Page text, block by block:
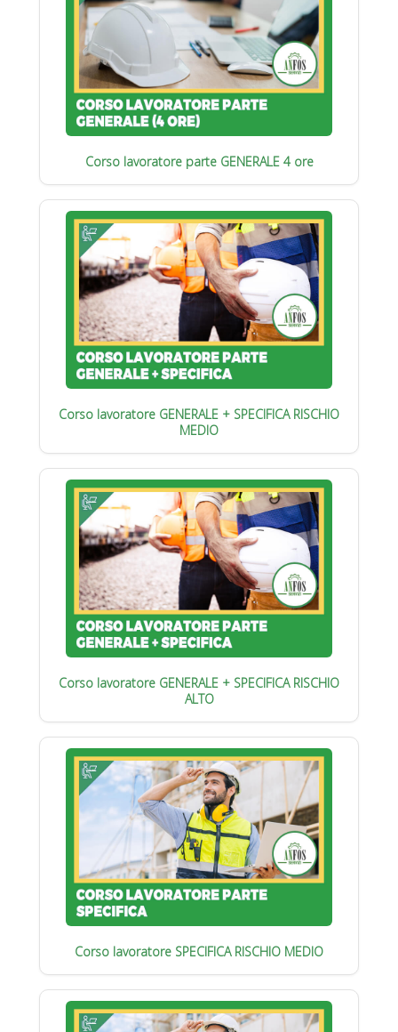
Corso lavoratore parte GENERALE 4 ore
Corso lavoratore GENERALE + SPECIFICA RISCHIO
MEDIO
Corso lavoratore GENERALE + SPECIFICA RISCHIO
ALTO
Corso lavoratore SPECIFICA RISCHIO MEDIO